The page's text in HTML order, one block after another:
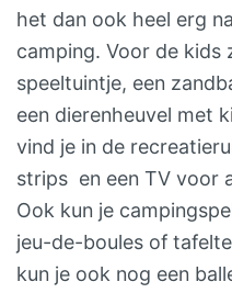
het dan ook heel erg
camping. Voor de kids
speeltuintje, een
een dierenheuvel met
vind je in de
strips en een TV voor
Ook kun je
jeu-de-boules of
kun je ook nog een